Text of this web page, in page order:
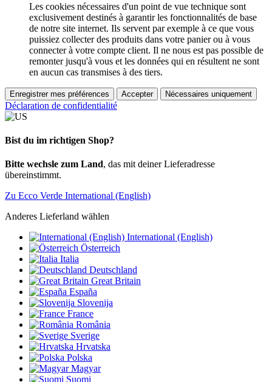
Les cookies nécessaires d'un point de vue technique sont
exclusivement destinés à garantir les fonctionnalités de base
de notre site internet. Ils servent par exemple à ce que vous
puissiez collecter des produits dans votre panier ou à vous
connecter à votre compte client. Il ne nous est pas possible de
remonter jusqu'à vous et les données qui en résultent ne sont
en aucun cas transmises à des tiers.
Enregistrer mes préférences Accepter Nécessaires uniquement
Déclaration de confidentialité
Bist du im richtigen Shop?
Bitte wechsle zum Land, das mit deiner Lieferadresse
übereinstimmt.
Zu Ecco Verde International (English)
Anderes Lieferland wählen
International (English)
Österreich
Italia
Deutschland
Great Britain
España
Slovenija
France
România
Sverige
Hrvatska
Polska
Magyar
Suomi